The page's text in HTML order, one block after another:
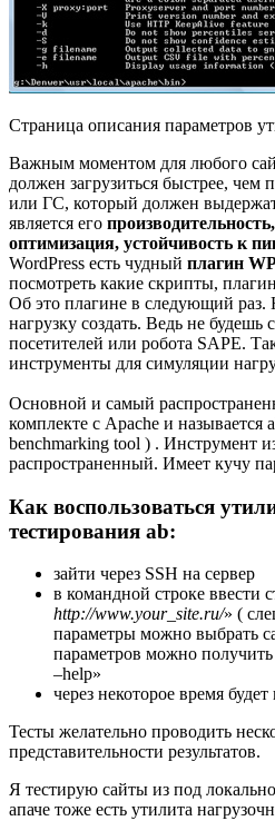
Страница описания параметров
Важным моментом для любого
должен загрузиться быстрее, чем
или ГС, который должен
является его
оптимизация, устойчивость к
WordPress есть чудный плагин
посмотреть какие скрипты,
Об это плагине в следующий раз.
нагрузку создать. Ведь не будешь
посетителей или робота SAPE.
инструменты для симуляции
Основной и самый
комплекте с Apache и называется
benchmarking tool ) . Инструмент
распространенный. Имеет кучу
Как воспользоваться
тестирования ab:
зайти через SSH на сервер
в командной строке ввести
http://www.your_site.ru/» (
параметры можно выбрать
параметров можно получить
–help»
через некоторое время
Тесты желательно проводить
представительности результатов.
Я тестирую сайты из под
апаче тоже есть утилита